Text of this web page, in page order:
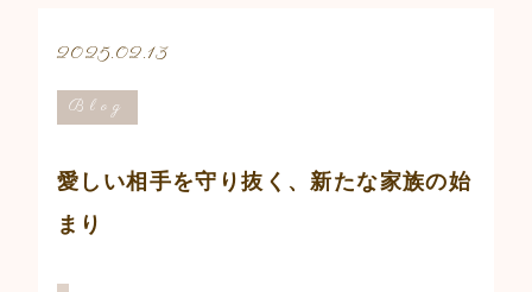
2025.02.13
Blog
愛しい相手を守り抜く、新たな家族の始
まり